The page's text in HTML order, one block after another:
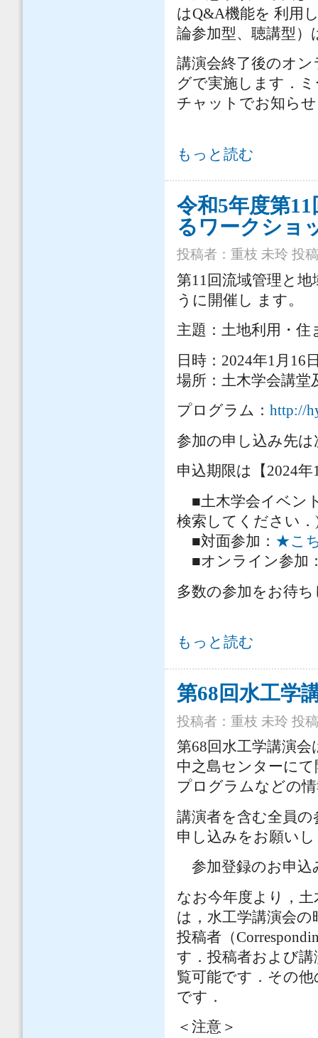
はQ&A機能を 利用
論参加型、聴講型
講演会終了後のオ
グで実施します．
チャットでお知ら
【第24回水工学オンライン連続講演
もっと読む
令和5年度第
るワークショ
投稿者： 重枝 未玲 投
第11回流域管理と
うに開催し ます。
主題：土地利用・
日時：2024年1月16
場所：土木学会講
プログラム： http://
参加の申し込み先
申込期限は【2024
■土木学会イベン
検索してください．
■対面参加： ★こ
■オンライン参加
多数の参加をお待
令和5年度第11回流域管理と地域計
もっと読む
第68回水工学
投稿者： 重枝 未玲 投
第68回水工学講演会
中之島センターに
プログラムなどの
講演者を含む全員の
申し込みをお願い
参加登録のお申
なお今年度より，
は，水工学講演会
投稿者（
す．投稿者および
覧可能です．その
です．
＜注意＞